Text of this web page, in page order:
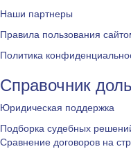
Наши партнеры
Правила пользования
Политика
Справочник
Юридическая поддержка
Подборка судебных
Сравнение договоров на